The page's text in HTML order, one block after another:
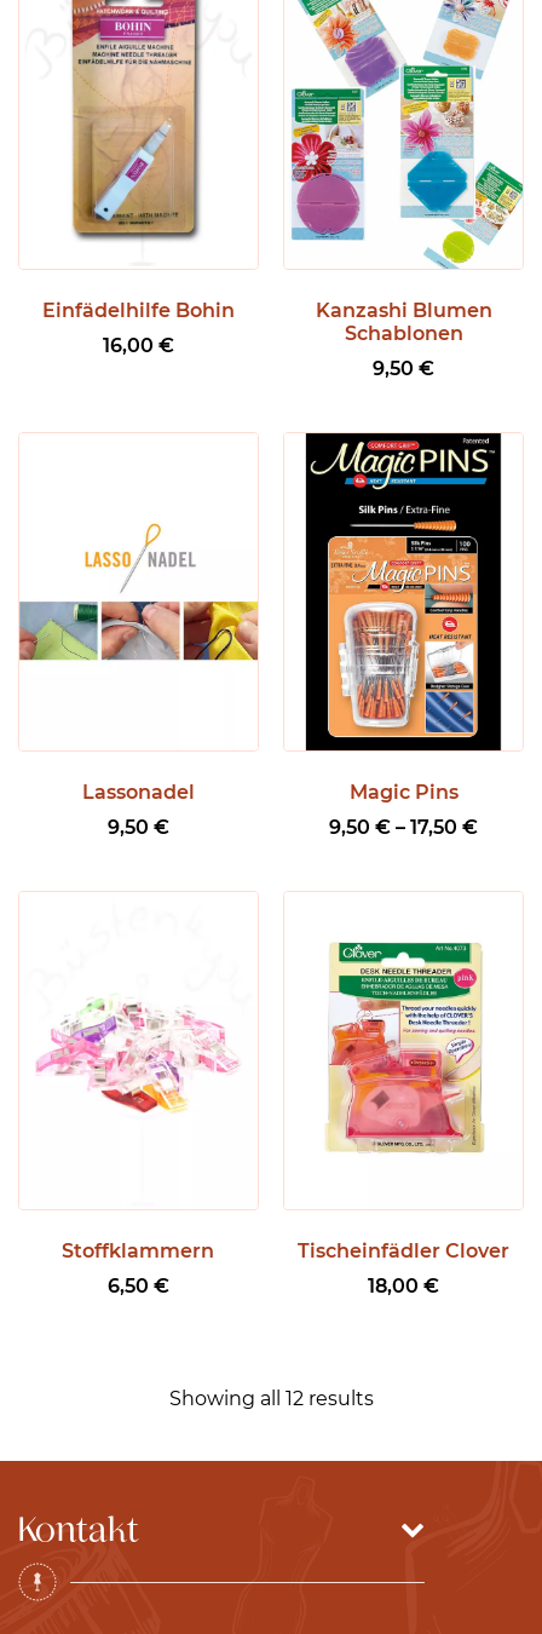
Einfädelhilfe Bohin
16,00 €
Kanzashi Blumen
Schablonen
9,50€
Lassonadel
9,50 €
Magic Pins
9,50€ –17,50€P
s
n
e
:
,
0
7
Stoffklammern
6,50 €
Tischeinfädler Clover
18,00€
Showing all 12 results
Kontakt